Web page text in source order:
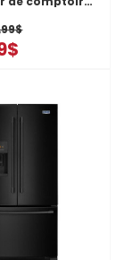
36 po - 24 pi